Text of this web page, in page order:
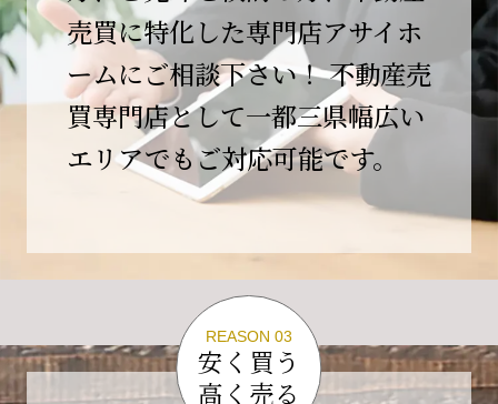
この節目を無事に迎えることができましたの
は、日頃よりご愛顧いただいているお客様、お
力添えをいただいている取引先の皆様、そして
支えてくださったすべての関係者の皆様のおか
げであり、心より深く感謝申し上げます。
10年という年月の中で、多くのご縁と学びをい
ただき、今日の当社があります。
しかしながら、10周年は通過点にすぎません。
る企業へと成長してまいります。
変化の激しい時代だからこそ、初心を忘れず、
挑戦を続け、社会に必要とされる存在であり続
売買に特化した専門店アサイホ
ームにご相談下さい！ 不動産売
買専門店として一都三県幅広い
エリアでもご対応可能です。
REASON 03
安く買う
高く売る